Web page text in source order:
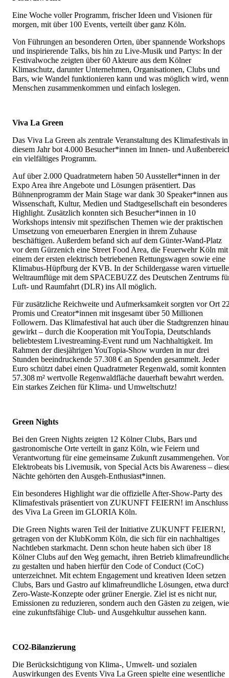
Eine Woche voller Programm, frischer Ideen und Visionen für
morgen, mit über 100 Events, verteilt über ganz Köln.
Von Führungen an besonderen Orten, über spannende Workshops
und inspirierende Talks, bis hin zu Live-Musik und Partys: In der
Festivalwoche zeigten über 60 Akteure aus dem Kölner
Klimaschutz, darunter Unternehmen, Organisationen, Clubs und
Bars, wie Wandel funktionieren kann und was möglich wird, wenn
Menschen zusammenkommen und einfach loslegen.
Viva La Green
Das Viva La Green als zentrale Veranstaltung des Klimafestivals in
diesem Jahr bot 4.000 Besucher*innen im Innen- und
ein vielfältiges Programm.
Auf über 2.000 Quadratmetern haben 50 Aussteller*innen in der
Expo Area ihre Angebote und Lösungen präsentiert. Das
Bühnenprogramm der Main Stage war dank 30 Speaker*innen aus
Wissenschaft, Kultur, Medien und Stadtgesellschaft ein besonderes
Highlight. Zusätzlich konnten sich Besucher*innen in 10
Workshops intensiv mit spezifischen Themen wie der praktischen
Umsetzung von erneuerbaren Energien in ihrem Zuhause
beschäftigen. Außerdem befand sich auf dem Günter-Wand-Platz
vor dem Gürzenich eine Street Food Area, die Feuerwehr Köln mit
einem der ersten elektrisch betriebenen Rettungswagen sowie eine
Klimabus-Hüpfburg der KVB. In der Schildergasse waren virtuelle
Weltraumflüge mit dem SPACEBUZZ des Deutschen Zentrums
Luft- und Raumfahrt (DLR) ins All möglich.
Für zusätzliche Reichweite und Aufmerksamkeit sorgten vor Ort
Promis und Creator*innen mit insgesamt über 50 Millionen
Followern. Das Klimafestival hat auch über die Stadtgrenzen
gewirkt – durch die Kooperation mit YouTopia, Deutschlands
beliebtestem Livestreaming-Event rund um Nachhaltigkeit. Im
Rahmen der diesjährigen YouTopia-Show wurden in nur drei
Stunden beeindruckende 57.308 € an Spenden gesammelt. Jeder
Euro schützt dabei einen Quadratmeter Regenwald, somit konnten
57.308 m² wertvolle Regenwaldfläche dauerhaft bewahrt werden.
Ein starkes Zeichen für Klima- und Umweltschutz!
Green Nights
Bei den Green Nights zeigten 12 Kölner Clubs, Bars und
gastronomische Orte verteilt in ganz Köln, wie Feiern und
Verantwortung für eine gemeinsame Zukunft zusammengehen.
Elektrobeats bis Livemusik, von Special Acts bis Awareness –
Nächte gehörten den Ausgeh-Enthusiast*innen.
Ein besonderes Highlight war die offizielle After-Show-Party des
Klimafestivals präsentiert von ZUKUNFT FEIERN! im Anschluss
des Viva La Green im GLORIA Köln.
Die Green Nights waren Teil der Initiative ZUKUNFT FEIERN!,
getragen von der KlubKomm Köln, die sich für ein nachhaltiges
Nachtleben starkmacht. Denn schon heute haben sich über 18
Kölner Clubs auf den Weg gemacht, ihren Betrieb
zu gestalten und haben hierfür den Code of Conduct (CoC)
unterzeichnet. Mit echtem Engagement und kreativen Ideen setzen
Clubs, Bars und Gastro auf klimafreundliche Lösungen, etwa
Zero-Waste-Konzepte oder grüner Energie. Ziel ist es nicht nur,
Emissionen zu reduzieren, sondern auch den Gästen zu zeigen, wie
eine zukunftsfähige Club- und Ausgehkultur aussehen kann.
CO2-Bilanzierung
Die Berücksichtigung von Klima-, Umwelt- und sozialen
Auswirkungen des Events Viva La Green spielte eine wesentliche